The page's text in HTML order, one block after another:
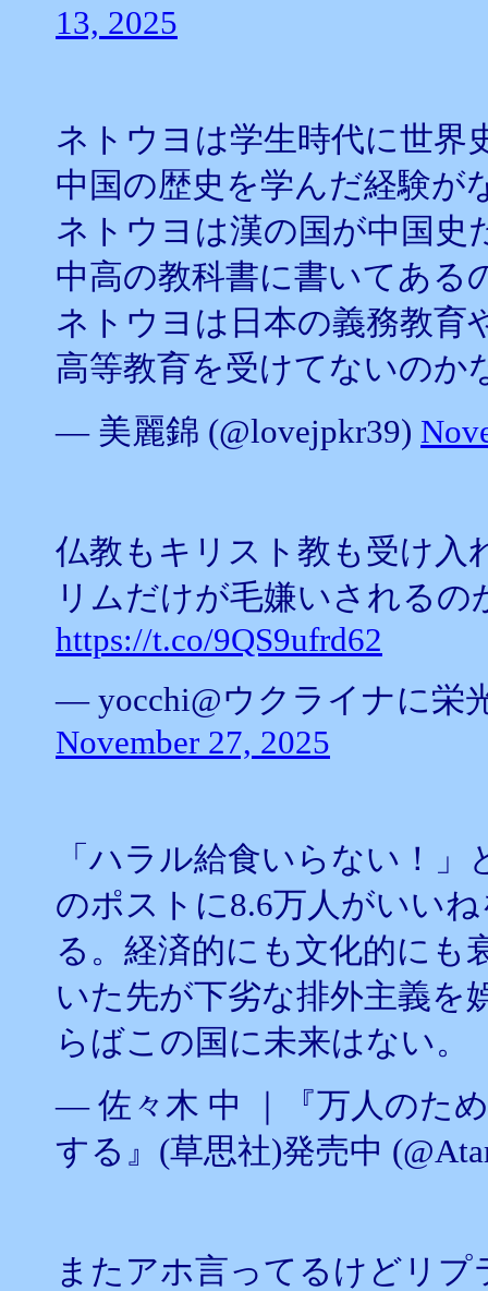
13, 2025
ネトウヨは学生時代に世界
中国の歴史を学んだ経験が
ネトウヨは漢の国が中国史
中高の教科書に書いてある
ネトウヨは日本の義務教育
高等教育を受けてないのか
— 美麗錦 (@lovejpkr39)
仏教もキリスト教も受け
リムだけが毛嫌いされるの
https://t.co/9QS9ufrd62
— yocchi@ウクライナに栄
November 27, 2025
「ハラル給食いらない！
のポストに8.6万人がいい
る。経済的にも文化的にも
いた先が下劣な排外主義を
らばこの国に未来はない。
— 佐々木 中 ｜『万人のた
する』(草思社)発売中
またアホ言ってるけどリ